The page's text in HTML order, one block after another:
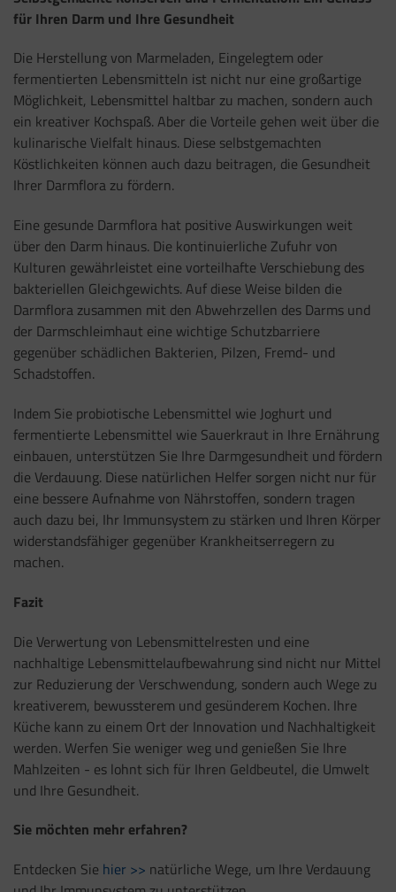
für Ihren Darm und Ihre Gesundheit
Die Herstellung von Marmeladen, Eingelegtem oder
fermentierten Lebensmitteln ist nicht nur eine großartige
Möglichkeit, Lebensmittel haltbar zu machen, sondern auch
ein kreativer Kochspaß. Aber die Vorteile gehen weit über die
kulinarische Vielfalt hinaus. Diese selbstgemachten
Köstlichkeiten können auch dazu beitragen, die Gesundheit
Ihrer Darmflora zu fördern.
Eine gesunde Darmflora hat positive Auswirkungen weit
über den Darm hinaus. Die kontinuierliche Zufuhr von
Kulturen gewährleistet eine vorteilhafte Verschiebung des
bakteriellen Gleichgewichts. Auf diese Weise bilden die
Darmflora zusammen mit den Abwehrzellen des Darms und
der Darmschleimhaut eine wichtige Schutzbarriere
gegenüber schädlichen Bakterien, Pilzen, Fremd- und
Schadstoffen.
Indem Sie probiotische Lebensmittel wie Joghurt und
fermentierte Lebensmittel wie Sauerkraut in Ihre Ernährung
einbauen, unterstützen Sie Ihre Darmgesundheit und fördern
die Verdauung. Diese natürlichen Helfer sorgen nicht nur für
eine bessere Aufnahme von Nährstoffen, sondern tragen
auch dazu bei, Ihr Immunsystem zu stärken und Ihren Körper
widerstandsfähiger gegenüber Krankheitserregern zu
machen.
Fazit
Die Verwertung von Lebensmittelresten und eine
nachhaltige Lebensmittelaufbewahrung sind nicht nur Mittel
zur Reduzierung der Verschwendung, sondern auch Wege zu
kreativerem, bewussterem und gesünderem Kochen. Ihre
Küche kann zu einem Ort der Innovation und Nachhaltigkeit
werden. Werfen Sie weniger weg und genießen Sie Ihre
Mahlzeiten - es lohnt sich für Ihren Geldbeutel, die Umwelt
und Ihre Gesundheit.
Sie möchten mehr erfahren?
Entdecken Sie hier >> natürliche Wege, um Ihre Verdauung